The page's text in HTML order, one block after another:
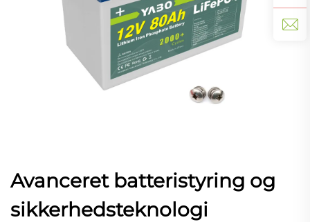
Avanceret batteristyring og
sikkerhedsteknologi